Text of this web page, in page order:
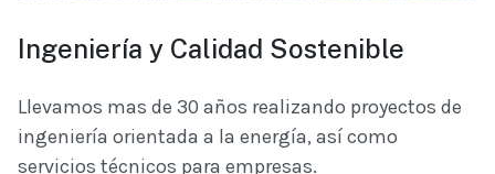
Ingeniería y Calidad Sostenible
Llevamos mas de 30 años realizando proyectos de
ingeniería orientada a la energía, así como
servicios técnicos para empresas.